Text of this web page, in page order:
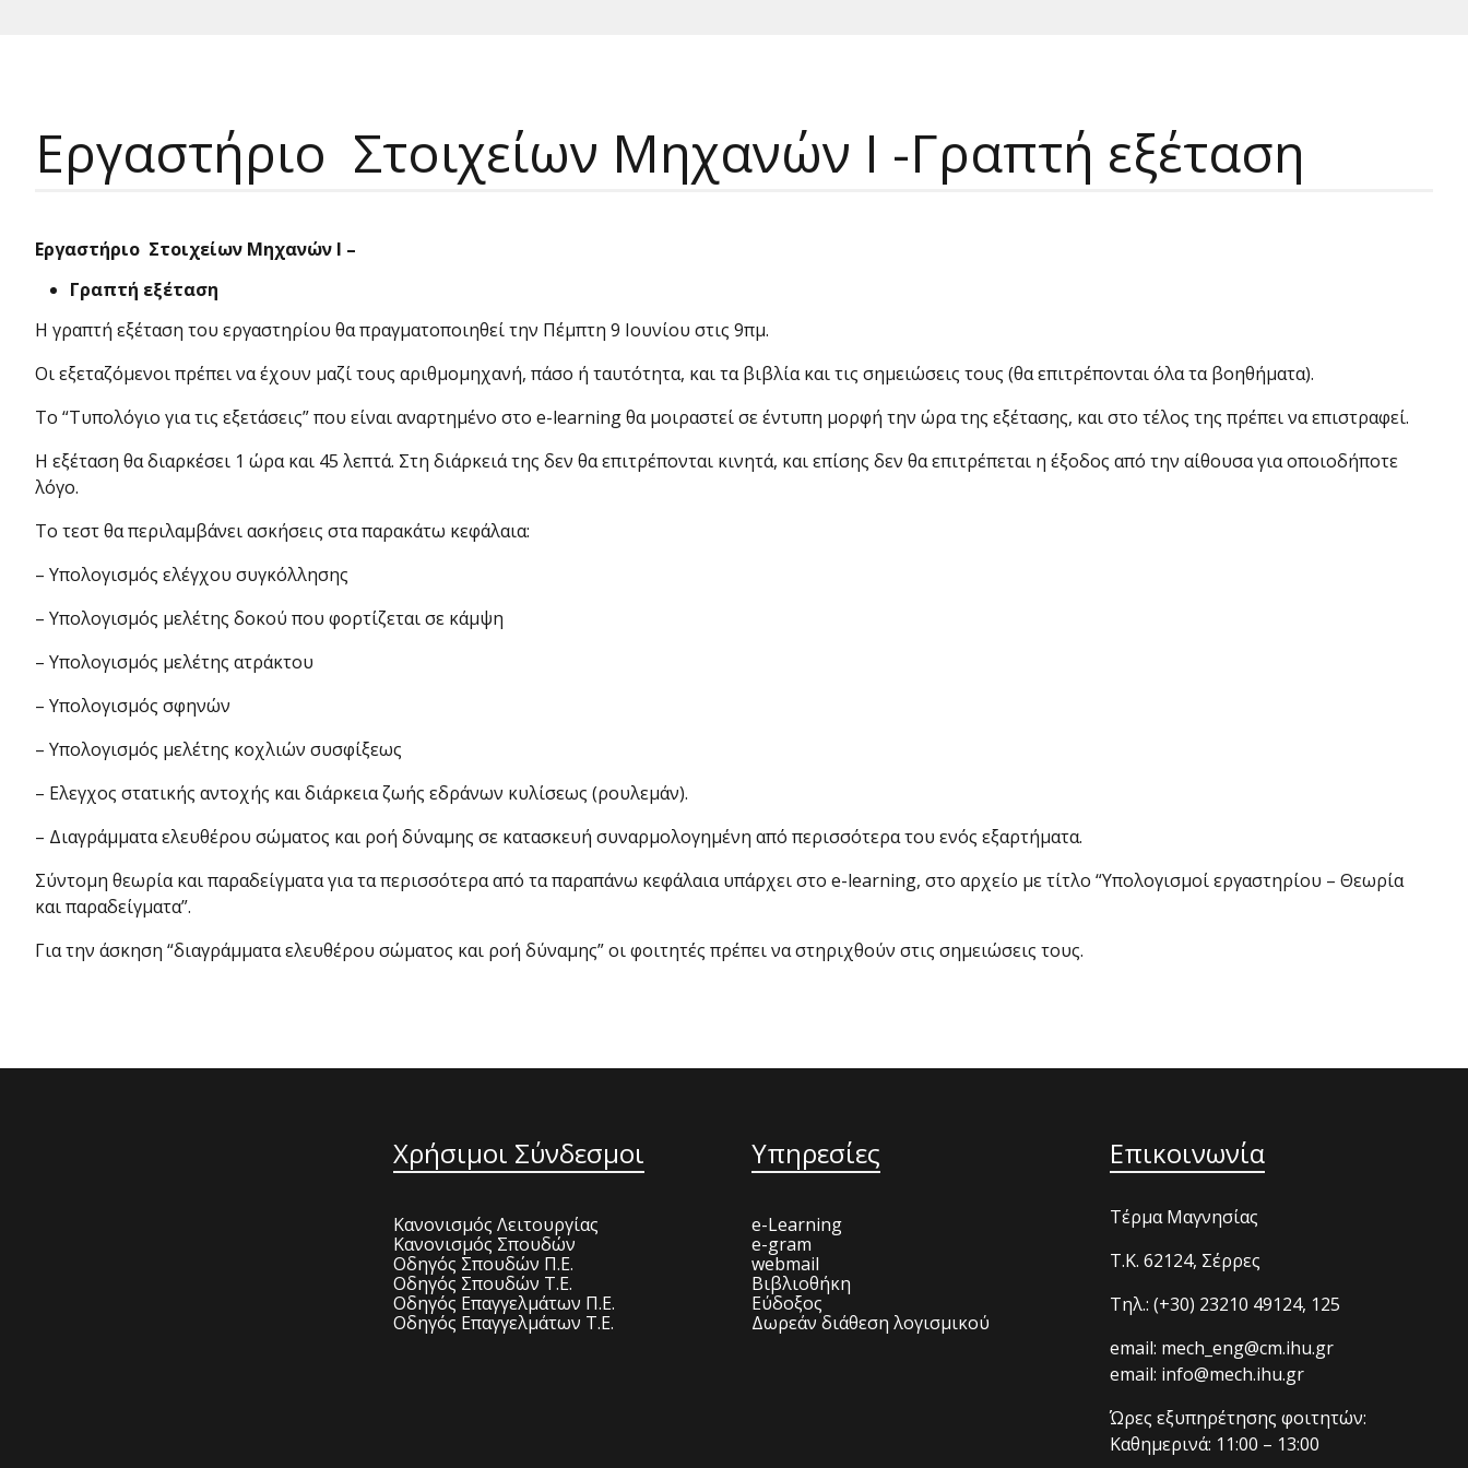
Εργαστήριο Στοιχείων Μηχανών Ι -Γραπτή εξέταση
Εργαστήριο Στοιχείων Μηχανών Ι –
Γραπτή εξέταση
Η γραπτή εξέταση του εργαστηρίου θα πραγματοποιηθεί την Πέμπτη 9 Ιουνίου στις 9πμ.
Οι εξεταζόμενοι πρέπει να έχουν μαζί τους αριθμομηχανή, πάσο ή ταυτότητα, και τα βιβλία και τις σημειώσεις τους (θα επιτρέπονται όλα τα βοηθήματα).
Το “Τυπολόγιο για τις εξετάσεις” που είναι αναρτημένο στο e-learning θα μοιραστεί σε έντυπη μορφή την ώρα της εξέτασης, και στο τέλος της πρέπει να επιστραφεί.
Η εξέταση θα διαρκέσει 1 ώρα και 45 λεπτά. Στη διάρκειά της δεν θα επιτρέπονται κινητά, και επίσης δεν θα επιτρέπεται η έξοδος από την αίθουσα για οποιοδήποτε
λόγο.
Το τεστ θα περιλαμβάνει ασκήσεις στα παρακάτω κεφάλαια:
– Υπολογισμός ελέγχου συγκόλλησης
– Υπολογισμός μελέτης δοκού που φορτίζεται σε κάμψη
– Υπολογισμός μελέτης ατράκτου
– Υπολογισμός σφηνών
– Υπολογισμός μελέτης κοχλιών συσφίξεως
– Ελεγχος στατικής αντοχής και διάρκεια ζωής εδράνων κυλίσεως (ρουλεμάν).
– Διαγράμματα ελευθέρου σώματος και ροή δύναμης σε κατα­σκευή συναρμολογημένη από περισσότερα του ενός εξαρτήματα.
Σύντομη θεωρία και παραδείγματα για τα περισσότερα από τα παραπάνω κεφάλαια υπάρχει στο e-learning, στο αρχείο με τίτλο “Υπολογισμοί εργαστηρίου – Θεωρία
και παραδείγματα”.
Για την άσκηση “διαγράμματα ελευθέρου σώματος και ροή δύναμης” οι φοιτητές πρέπει να στηριχθούν στις σημειώσεις τους.
Χρήσιμοι Σύνδεσμοι
Κανονισμός Λειτουργίας
Κανονισμός Σπουδών
Οδηγός Σπουδών Π.Ε.
Οδηγός Σπουδών Τ.Ε.
Οδηγός Επαγγελμάτων Π.Ε.
Οδηγός Επαγγελμάτων Τ.Ε.
Υπηρεσίες
e-Learning
e-gram
webmail
Βιβλιοθήκη
Εύδοξος
Δωρεάν διάθεση λογισμικού
Επικοινωνία
Τέρμα Μαγνησίας
T.K. 62124, Σέρρες
Τηλ.: (+30) 23210 49124, 125
email: mech_eng@cm.ihu.gr
email: info@mech.ihu.gr
Ώρες εξυπηρέτησης φοιτητών:
Καθημερινά: 11:00 – 13:00